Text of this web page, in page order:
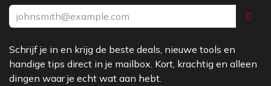
Schrijf je in en krijg de beste deals, nieuwe tools en
handige tips direct in je mailbox. Kort, krachtig en alleen
dingen waar je echt wat aan hebt.